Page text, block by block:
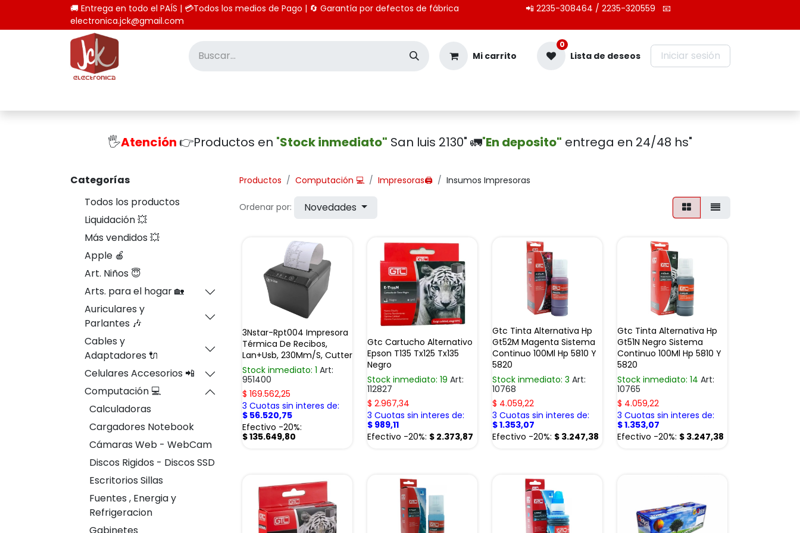
🚚 Entrega en todo el PAÍS | 💳Todos los medios de Pago | 🔄 Garantía por defectos de fábrica 📲 2235-308464 / 2235-320559 📧
electronica.jck@gmail.com
Mi carrito
0
Lista de deseos Iniciar sesión
🖐️Atención 👉Productos en "Stock inmediato" San luis 2130" 🚛"En deposito" entrega en 24/48 hs"
Categorías
Todos los productos
Liquidación 💥
Más vendidos 💥
Apple 🍎
Art. Niños 😇
Arts. para el hogar 🏡
Auriculares y
Parlantes 🎶
Cables y
Adaptadores 🔌
Celulares Accesorios 📲
Computación 💻
Calculadoras
Cargadores Notebook
Cámaras Web - WebCam
Discos Rigidos - Discos SSD
Escritorios Sillas
Fuentes , Energia y
Refrigeracion
Productos Computación 💻 Impresoras🖨️ Insumos Impresoras
Ordenar por: Novedades
3Nstar-Rpt004 Impresora
Térmica De Recibos,
Lan+Usb, 230Mm/S, Cutter
Stock inmediato: 1 Art:
951400
$ 169.562,25
3 Cuotas sin interes de:
$ 56.520,75
Efectivo -20%:
$135.649,80
Gtc Cartucho Alternativo
Epson T135 Tx125 Tx135
Negro
Stock inmediato: 19 Art:
112827
$ 2.967,34
3 Cuotas sin interes de:
$ 989,11
Efectivo -20%: $ 2.373,87
Gtc Tinta Alternativa Hp
Gt52M Magenta Sistema
Continuo 100Ml Hp 5810 Y
5820
Stock inmediato: 3 Art:
10768
$ 4.059,22
3 Cuotas sin interes de:
$1.353,07
Efectivo -20%: $ 3.247,38
Gtc Tinta Alternativa Hp
Gt51N Negro Sistema
Continuo 100Ml Hp 5810 Y
5820
Stock inmediato: 14 Art:
10765
$ 4.059,22
3 Cuotas sin interes de:
$1.353,07
Efectivo -20%: $ 3.247,38